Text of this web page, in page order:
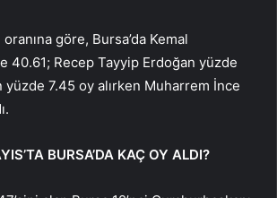
oranına göre, Bursa’da Kemal
40.61; Recep Tayyip Erdoğan yüzde
yüzde 7.45 oy alırken Muharrem İnce
BURSA’DA KAÇ OY ALDI?